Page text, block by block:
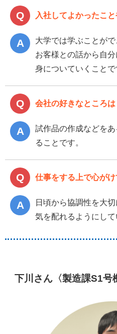
入社してよかったこ
大学では学ぶことが
お客様との話から自
身についていくことで
会社の好きなところは
試作品の作成などを
ることです。
仕事をする上で心が
日頃から協調性を大
気を配れるようにして
下川さん〈製造課S1号